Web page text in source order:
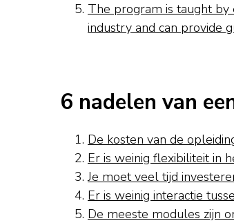
The program is taught
industry and can provide
6 nadelen van
De kosten van de
Er is weinig flexibiliteit in
Je moet veel tijd
Er is weinig interactie
De meeste modules zijn